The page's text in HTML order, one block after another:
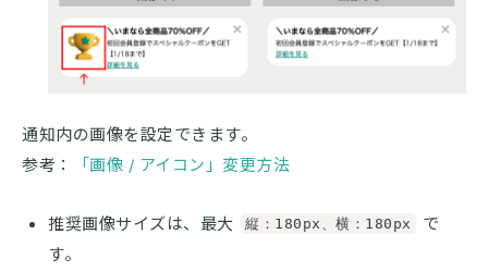
通知内の画像を設定できます。
参考：
「画像 / アイコン」変更方法
推奨画像サイズは、最大 縦：180px、横：180px
で
す。